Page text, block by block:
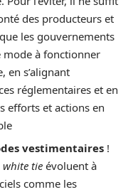
des producteurs et
les gouvernements
mode à fonctionner
en s’alignant
réglementaires et en
efforts et actions en
vestimentaires !
tieévoluent à
comme les